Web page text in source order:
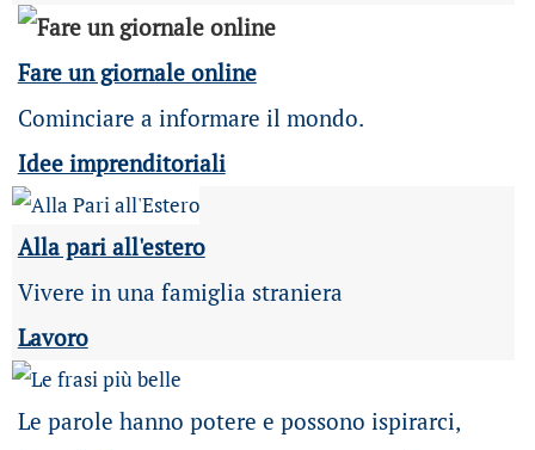
Fare un giornale online
Cominciare a informare il mondo.
Idee imprenditoriali
Alla pari all'estero
Vivere in una famiglia straniera
Lavoro
Le parole hanno potere e possono ispirarci,